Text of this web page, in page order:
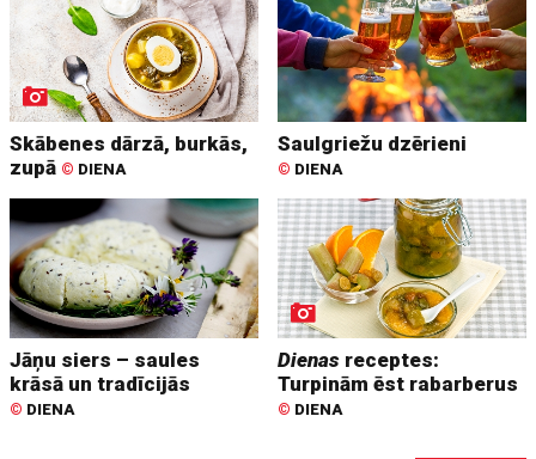
Skābenes dārzā, burkās,
zupā © DIENA
Saulgriežu dzērieni
© DIENA
Jāņu siers – saules
krāsā un tradīcijās
© DIENA
Dienas receptes:
Turpinām ēst rabarberus
© DIENA